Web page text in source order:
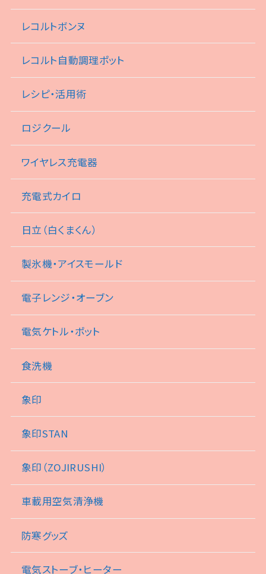
レコルトボンヌ
レコルト自動調理ポット
レシピ・活用術
ロジクール
ワイヤレス充電器
充電式カイロ
日立（白くまくん）
製氷機・アイスモールド
電子レンジ・オーブン
電気ケトル・ポット
食洗機
象印
象印STAN
象印（ZOJIRUSHI）
車載用空気清浄機
防寒グッズ
電気ストーブ・ヒーター